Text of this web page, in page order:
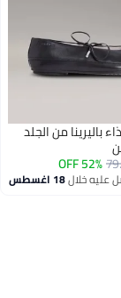
من الجلد
52% OFF
خلال18 اغسطس